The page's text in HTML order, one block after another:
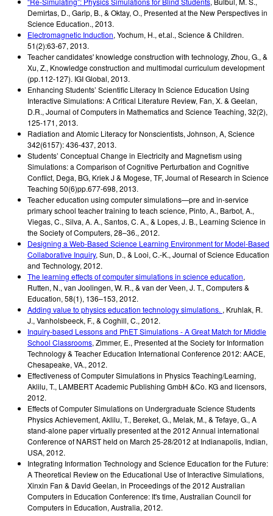
Demirtas, D., Garip, B., & Oktay, O., Presented at the New Perspectives in
Science Education., 2013.
Electromagnetic Induction, Yochum, H., et.al., Science & Children.
51(2):63-67, 2013.
Teacher candidates' knowledge construction with technology, Zhou, G., &
Xu, Z., Knowledge construction and multimodal curriculum development
(pp.112-127). IGI Global, 2013.
Enhancing Students’ Scientific Literacy In Science Education Using
Interactive Simulations: A Critical Literature Review, Fan, X. & Geelan,
D.R., Journal of Computers in Mathematics and Science Teaching, 32(2),
125-171, 2013.
Radiation and Atomic Literacy for Nonscientists, Johnson, A, Science
342(6157): 436-437, 2013.
Students’ Conceptual Change in Electricity and Magnetism using
Simulations: a Comparison of Cognitive Perturbation and Cognitive
Conflict, Dega, BG, Kriek J & Mogese, TF, Journal of Research in Science
Teaching 50(6)pp.677-698, 2013.
Teacher education using computer simulations—pre and in-service
primary school teacher training to teach science, Pinto, A., Barbot, A.,
Viegas, C., Silva, A. A., Santos, C. A., & Lopes, J. B., Learning Science in
the Society of Computers, 28–36., 2012.
Designing a Web-Based Science Learning Environment for Model-Based
Collaborative Inquiry, Sun, D., & Looi, C.-K., Journal of Science Education
and Technology, 2012.
The learning effects of computer simulations in science education,
Rutten, N., van Joolingen, W. R., & van der Veen, J. T., Computers &
Education, 58(1), 136–153, 2012.
Adding value to physics education technology simulations. , Kruhlak, R.
J., Vanholsbeeck, F., & Coghill, C., 2012.
Inquiry-based Lessons and PhET Simulations - A Great Match for Middle
School Classrooms, Zimmer, E., Presented at the Society for Information
Technology & Teacher Education International Conference 2012: AACE,
Chesapeake, VA., 2012.
Effectiveness of Computer Simulations in Physics Teaching/Learning,
Aklilu, T., LAMBERT Academic Publishing GmbH &Co. KG and licensors,
2012.
Effects of Computer Simulations on Undergraduate Science Students
Physics Achievement, Aklilu, T., Bereket, G., Melak, M., & Tefaye, G., A
stand-alone paper virtually presented at the 2012 Annual international
Conference of NARST held on March 25-28/2012 at Indianapolis, Indian,
USA, 2012.
Integrating Information Technology and Science Education for the Future:
A Theoretical Review on the Educational Use of Interactive Simulations,
Xinxin Fan & David Geelan, in Proceedings of the 2012 Australian
Computers in Education Conference: It's time, Australian Council for
Computers in Education, Australia, 2012.